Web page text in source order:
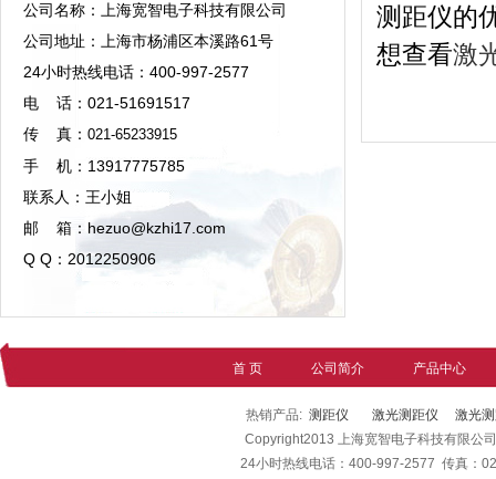
公司名称：上海宽智电子科技有限公司
公司地址：上海市杨浦区本溪路61号
24小时热线电话：400-997-2577
电 话：021-51691517
传 真： 021-65233915
手 机：13917775785
联系人：王小姐
邮 箱：hezuo@kzhi17.com
Q Q：2012250906
测距仪的
想查看激
首 页 公司简介 产品中心
热销产品:测距仪 激光测距仪
激光
Copyright2013 上海宽智电子科技有限公
24小时热线电话：400-997-2577 传真：